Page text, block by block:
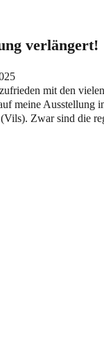
verlängert!
mit den
meine Ausstellung
Zwar sind die